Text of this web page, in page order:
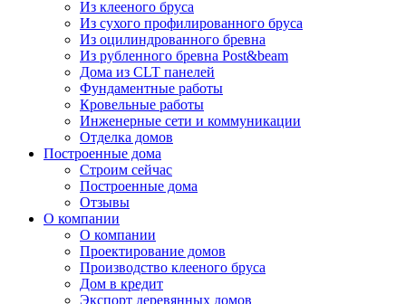
Из клееного бруса
Из сухого профилированного бруса
Из оцилиндрованного бревна
Из рубленного бревна Post&beam
Дома из CLT панелей
Фундаментные работы
Кровельные работы
Инженерные сети и коммуникации
Отделка домов
Построенные дома
Строим сейчас
Построенные дома
Отзывы
О компании
О компании
Проектирование домов
Производство клееного бруса
Дом в кредит
Экспорт деревянных домов